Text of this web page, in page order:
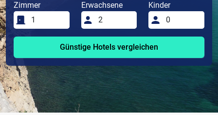
Zimmer Erwachsene Kinder
Günstige Hotels vergleichen